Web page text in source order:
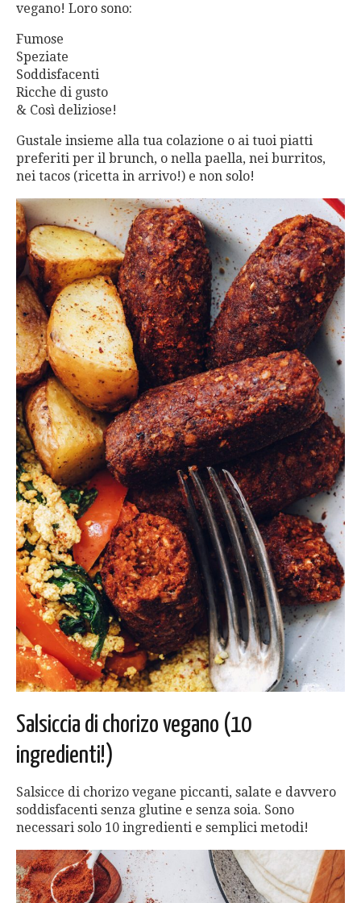
vegano! Loro sono:
Fumose
Speziate
Soddisfacenti
Ricche di gusto
& Così deliziose!
Gustale insieme alla tua colazione o ai tuoi piatti
preferiti per il brunch, o nella paella, nei burritos,
nei tacos (ricetta in arrivo!) e non solo!
Salsiccia di chorizo ​​vegano (10
ingredienti!)
Salsicce di chorizo vegane piccanti, salate e davvero
soddisfacenti senza glutine e senza soia. Sono
necessari solo 10 ingredienti e semplici metodi!